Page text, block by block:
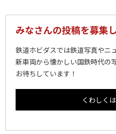
みなさんの投稿を募集
鉄道ホビダスでは鉄道写真やニ
新車両から懐かしい国鉄時代の
お待ちしています！
くわしく